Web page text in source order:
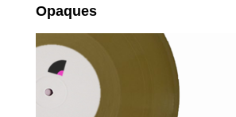
Opaques